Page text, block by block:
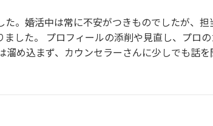
。婚活中は常に不安がつきものでしたが、
した。 プロフィールの添削や見直し、プロ
溜め込まず、カウンセラーさんに少しでも話